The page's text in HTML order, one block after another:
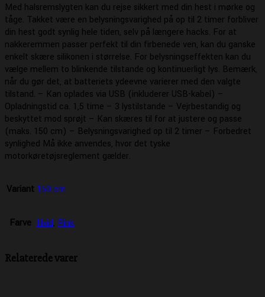
Med halsremslygten kan du rejse sikkert med din hest i mørke og
tåge. Takket være en belysningsvarighed på op til 2 timer forbliver
din hest godt synlig hele tiden, selv på længere hacks. For at
nakkeremmen passer perfekt til din firbenede ven, kan du ganske
enkelt skære silikonen i størrelse. For belysningseffekten kan du
vælge mellem to blinkende tilstande og kontinuerligt lys. Bemærk,
når du gør det, at batteriets ydeevne varierer med den valgte
tilstand. – Kan oplades via USB (inkluderer USB-kabel) –
Opladningstid ca. 1,5 time – 3 lystilstande – Vejrbestandig og
beskyttet mod sprøjt – Kan skæres til for at justere og passe
(maks. 150 cm) – Belysningsvarighed op til 2 timer – Forbedret
synlighed Må ikke anvendes, hvor det tyske
motorkøretøjsreglement gælder.
Variant 150 cm
Farve Hvid, Pink
Relaterede varer